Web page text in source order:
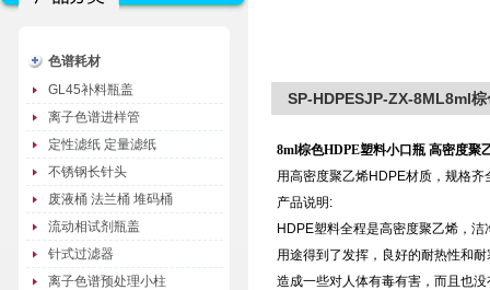
色谱耗材
GL45补料瓶盖
离子色谱进样管
定性滤纸 定量滤纸
不锈钢长针头
废液桶 法兰桶 堆码桶
流动相试剂瓶盖
针式过滤器
离子色谱预处理小柱
SP-HDPESJP-ZX-8ML8ml
8ml棕色HDPE塑料小口瓶 高密度聚
用高密度聚乙烯HDPE材质，规格齐
产品说明 :
HDPE塑料全程是高密度聚乙烯，
用途得到了发挥，良好的耐热性和
造成一些对人体有毒有害，而且也